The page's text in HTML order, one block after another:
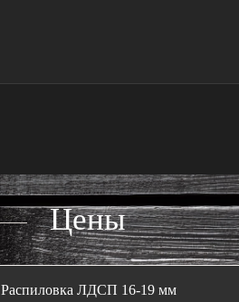
Цены
Распиловка ЛДСП 16‑19 мм